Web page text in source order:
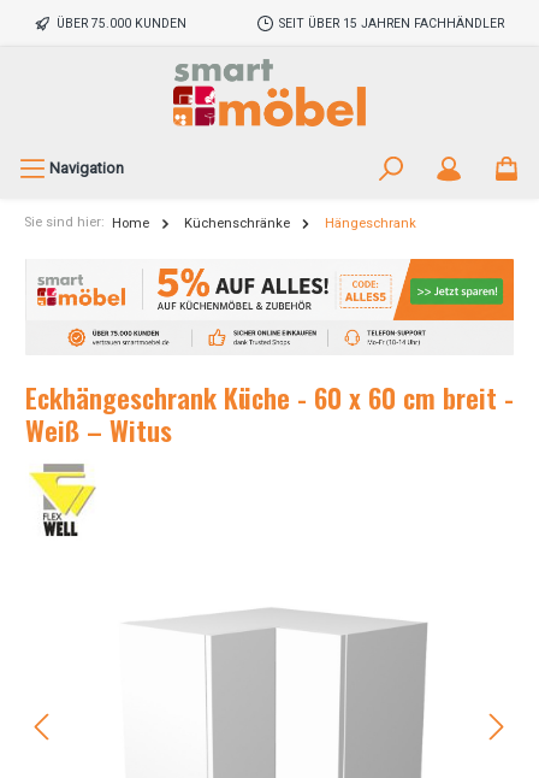
ÜBER 75.000 KUNDEN SEIT ÜBER 15 JAHREN FACHHÄNDLER
Navigation
Sie sind hier: Home Küchenschränke Hängeschrank
Eckhängeschrank Küche - 60 x 60 cm breit -
Weiß – Witus